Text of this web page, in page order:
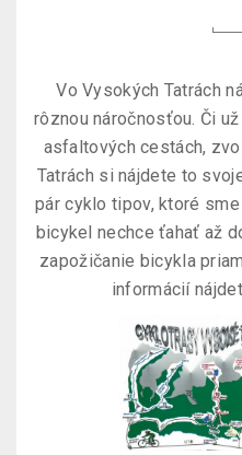
Vo Vysokých Tatrách
rôznou náročnosťou. Či
asfaltových cestách,
Tatrách si nájdete to
pár cyklo tipov, ktoré
bicykel nechce ťahať až
zapožičanie bicykla
informácií